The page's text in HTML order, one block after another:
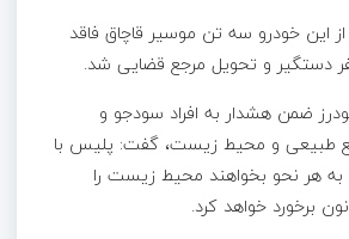
این خودرو سه تن موسیر قاچاق فاقد
و تحویل مرجع قضایی شد.
ضمن هشدار به افراد سودجو ‌و
طبیعی و محیط زیست، گفت: پلیس با
به هر نحو بخواهند محیط زیست را
برخورد خواهد کرد.